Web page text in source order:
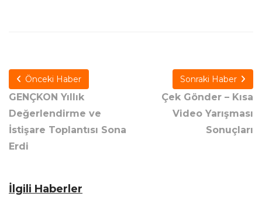
Önceki Haber
GENÇKON Yıllık
Değerlendirme ve
İstişare Toplantısı Sona
Erdi
Sonraki Haber
Çek Gönder – Kısa
Video Yarışması
Sonuçları
İlgili Haberler